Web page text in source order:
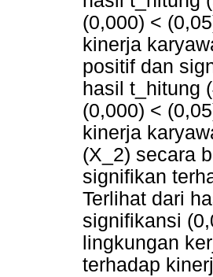
(0,000) <
kinerja
positif dan
hasil t_hitung
(0,000) <
kinerja
(X_2) secara
signifikan
Terlihat dari
signifikansi
lingkungan
terhadap